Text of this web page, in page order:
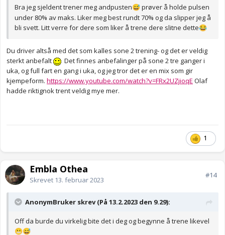
Bra jeg sjeldent trener meg andpusten😅 prøver å holde pulsen
under 80% av maks. Liker meg best rundt 70% og da slipper jeg å
bli svett. Litt verre for dere som liker å trene dere slitne dette😂
Du driver altså med det som kalles sone 2 trening- og det er veldig
sterkt anbefalt
Det finnes anbefalinger på sone 2 tre ganger i
uka, og full fart en gang i uka, og jeg tror det er en mix som gir
kjempeform. https://www.youtube.com/watch?v=FRx2UZjioqE Olaf
hadde riktignok trent veldig mye mer.
1
Embla Othea
Skrevet 13. februar 2023
#14
AnonymBruker skrev (På 13.2.2023 den 9.29):
Off da burde du virkelig bite det i deg og begynne å trene likevel
😬😅